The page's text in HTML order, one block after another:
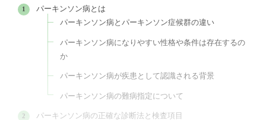
パーキンソン病とは
パーキンソン病とパーキンソン症候群の違い
パーキンソン病になりやすい性格や条件は存在するの
か
パーキンソン病が疾患として認識される背景
パーキンソン病の難病指定について
パーキンソン病の正確な診断法と検査項目